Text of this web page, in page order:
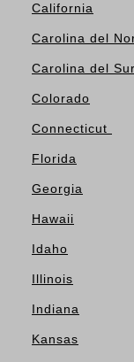
California
Carolina del
Carolina del Sur
Colorado
Connecticut
Florida
Georgia
Hawaii
Idaho
Illinois
Indiana
Kansas